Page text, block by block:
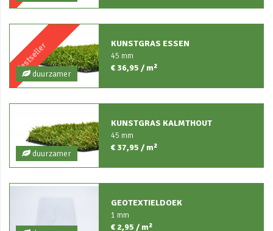
Bestsellerduurzamer
KUNSTGRAS ESSEN
45 mm
€ 36,95 / m²
duurzamer
KUNSTGRAS KALMTHOUT
45 mm
€ 37,95 / m²
GEOTEXTIELDOEK
1 mm
€ 2,95 / m²